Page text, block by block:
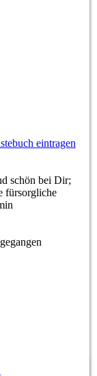
eintragen
schön bei Dir;
fürsorgliche